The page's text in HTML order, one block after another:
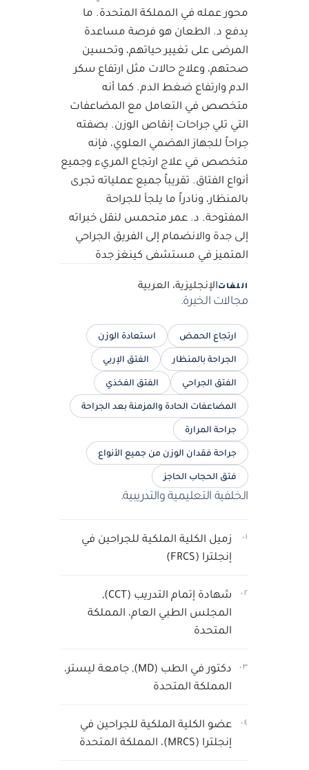
محور عمله في المملكة المتحدة. ما
يدفع د. الطعان هو فرصة مساعدة
المرضى على تغيير حياتهم، وتحسين
صحتهم، وعلاج حالات مثل ارتفاع سكر
الدم وارتفاع ضغط الدم. كما أنه
متخصص في التعامل مع المضاعفات
التي تلي جراحات إنقاص الوزن. بصفته
جراحاً للجهاز الهضمي العلوي، فإنه
متخصص في علاج ارتجاع المريء وجميع
أنواع الفتاق. تقريباً جميع عملياته تجرى
بالمنظار، ونادراً ما يلجأ للجراحة
المفتوحة. د. عمر متحمس لنقل خبراته
إلى جدة والانضمام إلى الفريق الجراحي
المتميز في مستشفى كينغز جدة
اللغاتالإنجليزية، العربية
مجالات الخبرة.
ارتجاع الحمض استعادة الوزن
الجراحة بالمنظار الفتق الإربي
الفتق الجراحي الفتق الفخذي
المضاعفات الحادة والمزمنة بعد الجراحة
جراحة المرارة
جراحة فقدان الوزن من جميع الأنواع
فتق الحجاب الحاجز
الخلفية التعليمية والتدريبية.
زميل الكلية الملكية للجراحين في
إنجلترا (FRCS)
شهادة إتمام التدريب (CCT),
المجلس الطبي العام، المملكة
المتحدة
دكتور في الطب (MD), جامعة ليستر،
المملكة المتحدة
عضو الكلية الملكية للجراحين في
إنجلترا (MRCS)، المملكة المتحدة